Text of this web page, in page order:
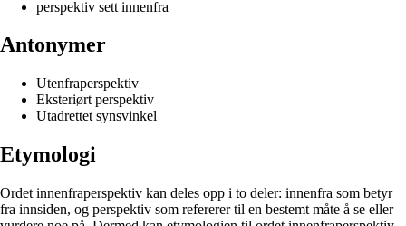
perspektiv sett innenfra
Antonymer
Utenfraperspektiv
Eksteriørt perspektiv
Utadrettet synsvinkel
Etymologi
Ordet innenfraperspektiv kan deles opp i to deler: innenfra som betyr
fra innsiden, og perspektiv som refererer til en bestemt måte å se eller